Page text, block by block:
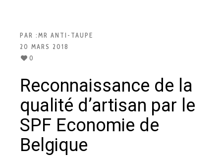
PAR :MR ANTI-TAUPE
20 MARS 2018
0
Reconnaissance de la
qualité d’artisan par le
SPF Economie de
Belgique